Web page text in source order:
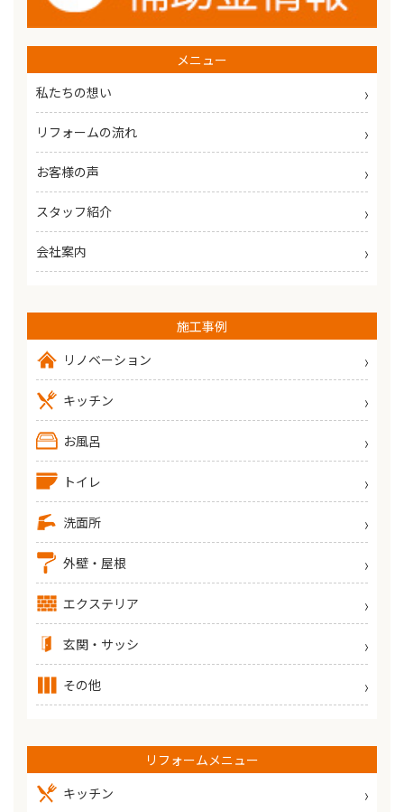
メニュー
私たちの想い
リフォームの流れ
お客様の声
スタッフ紹介
会社案内
施工事例
リノベーション
キッチン
お風呂
トイレ
洗面所
外壁・屋根
エクステリア
玄関・サッシ
その他
リフォームメニュー
キッチン